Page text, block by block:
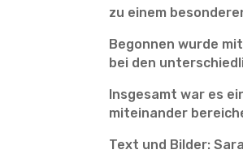
zu einem
Begonnen wurde
bei den
Insgesamt war es
miteinander
Text und Bilder: